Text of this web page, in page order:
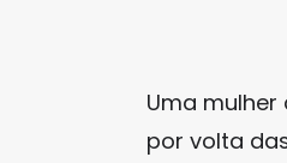
Uma
por volta